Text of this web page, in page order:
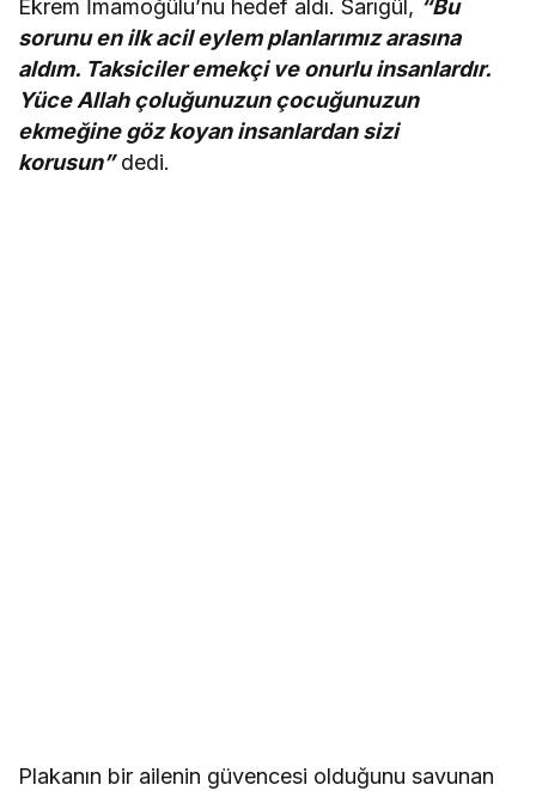
Ekrem İmamoğülu’nu hedef aldı. Sarıgül, “Bu
sorunu en ilk acil eylem planlarımız arasına
aldım. Taksiciler emekçi ve onurlu insanlardır.
Yüce Allah çoluğunuzun çocuğunuzun
ekmeğine göz koyan insanlardan sizi
korusun”dedi.
Plakanın bir ailenin güvencesi olduğunu savunan